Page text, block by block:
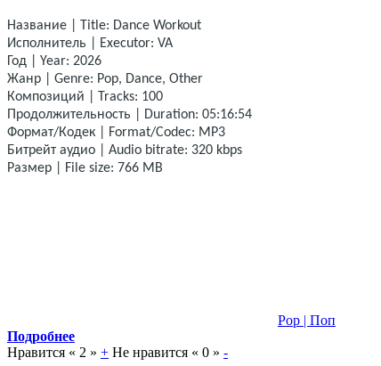
Название | Title: Dance Workout
Исполнитель | Executor: VA
Год | Year: 2026
Жанр | Genre: Pop, Dance, Other
Композиций | Tracks: 100
Продолжительность | Duration: 05:16:54
Формат/Кодек | Format/Codec: MP3
Битрейт аудио | Audio bitrate: 320 kbps
Размер | File size: 766 MB
Pop | Поп
Подробнее
Нравится « 2 » + Не нравится « 0 » -